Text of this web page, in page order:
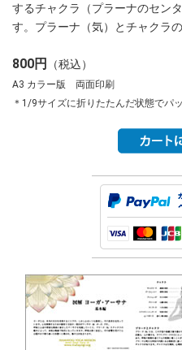
するチャクラ（プラーナのセン
す。プラーナ（気）とチャクラの
800円 （税込）
A3 カラー版 両面印刷
＊1/9サイズに折りたたんだ状態でパ